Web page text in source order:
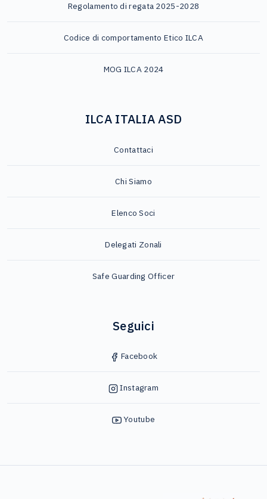
Regolamento di regata 2025-2028
Codice di comportamento Etico ILCA
MOG ILCA 2024
ILCA ITALIA ASD
Contattaci
Chi Siamo
Elenco Soci
Delegati Zonali
Safe Guarding Officer
Seguici
Facebook
Instagram
Youtube